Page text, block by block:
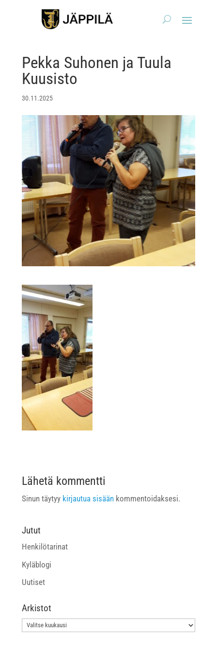
Pekka Suhonen ja Tuula
Kuusisto
30.11.2025
Lähetä kommentti
Sinun täytyy kirjautua sisäänkommentoidaksesi.
Jutut
Henkilötarinat
Kyläblogi
Uutiset
Arkistot
Arkistot